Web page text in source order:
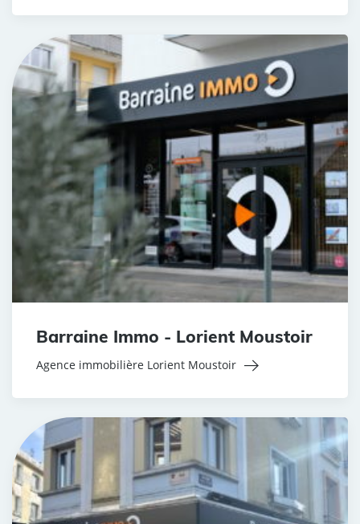
Barraine Immo - Lorient Moustoir
Agence immobilière Lorient Moustoir